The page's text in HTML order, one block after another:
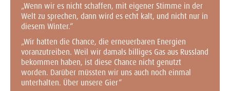
„Wenn wir es nicht schaffen, mit eigener Stimme in der
Welt zu sprechen, dann wird es echt kalt, und nicht nur in
diesem Winter.“
„Wir hatten die Chance, die erneuerbaren Energien
voranzutreiben. Weil wir damals billiges Gas aus Russland
bekommen haben, ist diese Chance nicht genutzt
worden. Darüber müssten wir uns auch noch einmal
unterhalten. Über unsere Gier“